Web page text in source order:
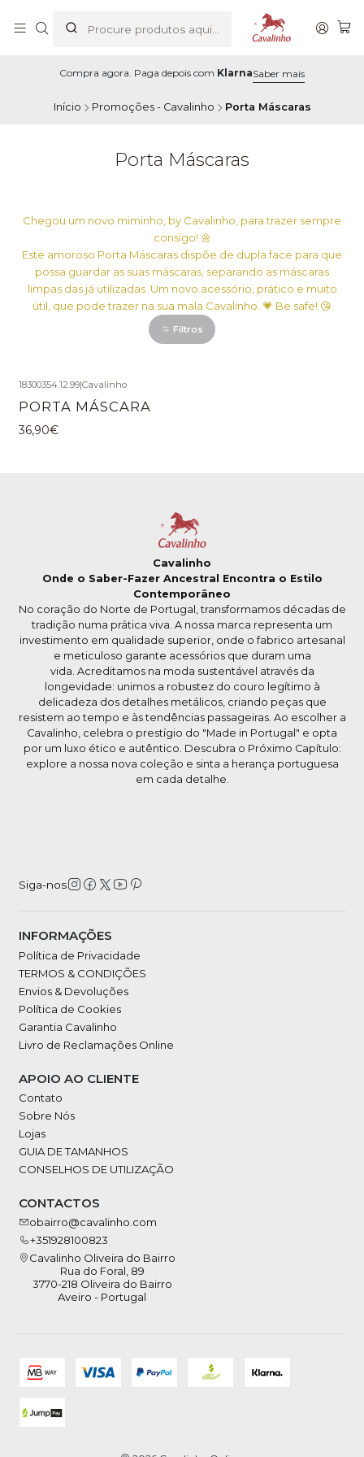
Compra agora. Paga depois com KlarnaSaber mais
Início Promoções - Cavalinho Porta Máscaras
Porta Máscaras
Chegou um novo miminho, by Cavalinho, para trazer sempre
consigo! 🌼
Este amoroso Porta Máscaras dispõe de dupla face para que
possa guardar as suas máscaras, separando as máscaras
limpas das já utilizadas. Um novo acessório, prático e muito
útil, que pode trazer na sua mala Cavalinho. 💗 Be safe! 😘
Filtros
18300354.12.99|Cavalinho
PORTA MÁSCARA
36,90€
Cavalinho
Onde o Saber-Fazer Ancestral Encontra o Estilo
Contemporâneo
No coração do Norte de Portugal, transformamos décadas de
tradição numa prática viva. A nossa marca representa um
investimento em qualidade superior, onde o fabrico artesanal
e meticuloso garante acessórios que duram uma
vida. Acreditamos na moda sustentável através da
longevidade: unimos a robustez do couro legítimo à
delicadeza dos detalhes metálicos, criando peças que
resistem ao tempo e às tendências passageiras. Ao escolher a
Cavalinho, celebra o prestígio do "Made in Portugal" e opta
por um luxo ético e autêntico. Descubra o Próximo Capítulo:
explore a nossa nova coleção e sinta a herança portuguesa
em cada detalhe.
Siga-nos
INFORMAÇÕES
Política de Privacidade
TERMOS & CONDIÇÕES
Envios & Devoluções
Política de Cookies
Garantia Cavalinho
Livro de Reclamações Online
APOIO AO CLIENTE
Contato
Sobre Nós
Lojas
GUIA DE TAMANHOS
CONSELHOS DE UTILIZAÇÃO
CONTACTOS
obairro@cavalinho.com
+351928100823
Cavalinho Oliveira do Bairro
Rua do Foral, 89
3770-218 Oliveira do Bairro
Aveiro - Portugal